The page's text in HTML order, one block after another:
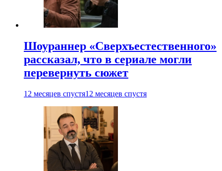
Шоураннер «Сверхъестественного»
рассказал, что в сериале могли
перевернуть сюжет
12 месяцев спустя12 месяцев спустя